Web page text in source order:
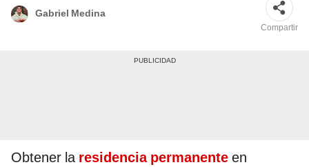
Gabriel Medina
Compartir
Obtener la residencia permanente en